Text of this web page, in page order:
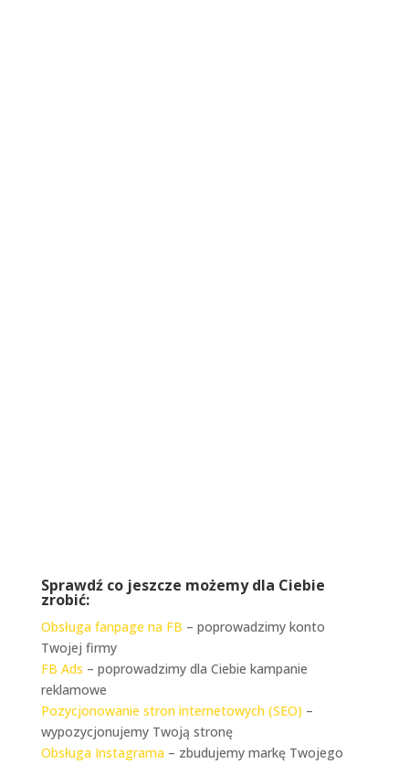
Sprawdź co jeszcze możemy dla Ciebie
zrobić:
Obsługa fanpage na FB – poprowadzimy konto
Twojej firmy
FB Ads – poprowadzimy dla Ciebie kampanie
reklamowe
Pozycjonowanie stron internetowych (SEO) –
wypozycjonujemy Twoją stronę
Obsługa Instagrama– zbudujemy markę Twojego